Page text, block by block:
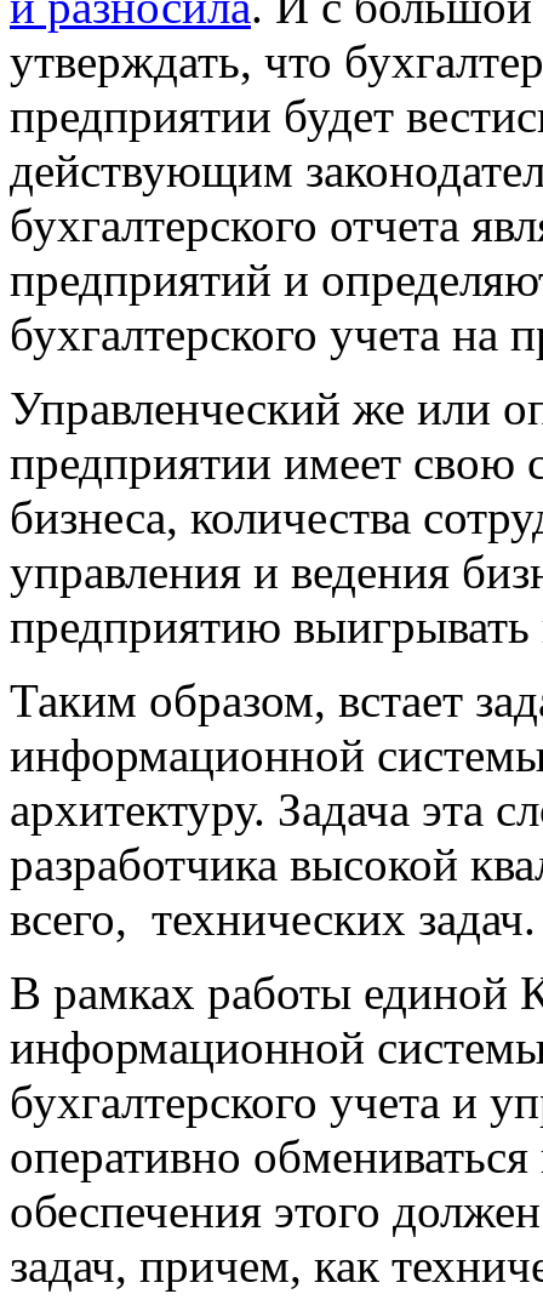
утверждать, что
предприятии будет
действующим
бухгалтерского отчета
предприятий и
бухгалтерского учета на
Управленческий же или
предприятии имеет свою
бизнеса, количества
управления и ведения
предприятию выигрывать
Таким образом, встает
информационной
архитектуру. Задача эта
разработчика высокой
всего, технических задач.
В рамках работы единой
информационной
бухгалтерского учета и
оперативно
обеспечения этого
задач, причем, как